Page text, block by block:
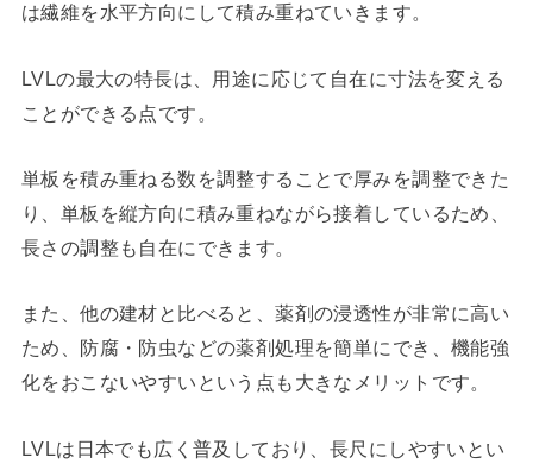
は繊維を水平方向にして積み重ねていきます。
LVLの最大の特長は、用途に応じて自在に寸法を変える
ことができる点です。
単板を積み重ねる数を調整することで厚みを調整できた
り、単板を縦方向に積み重ねながら接着しているため、
長さの調整も自在にできます。
また、他の建材と比べると、薬剤の浸透性が非常に高い
ため、防腐・防虫などの薬剤処理を簡単にでき、機能強
化をおこないやすいという点も大きなメリットです。
LVLは日本でも広く普及しており、長尺にしやすいとい